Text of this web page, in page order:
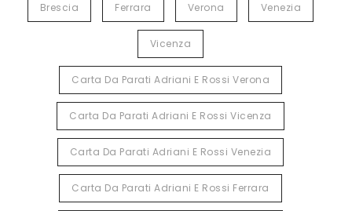
Brescia Ferrara Verona Venezia
Vicenza
Carta Da Parati Adriani E Rossi Verona
Carta Da Parati Adriani E Rossi Vicenza
Carta Da Parati Adriani E Rossi Venezia
Carta Da Parati Adriani E Rossi Ferrara